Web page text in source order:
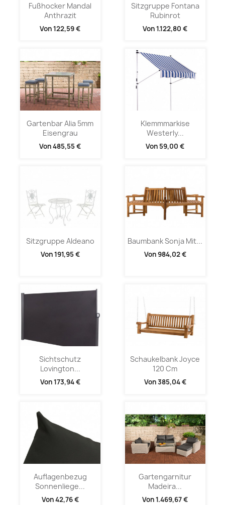
Fußhocker Mandal
Anthrazit
Von122,59 €
Sitzgruppe Fontana
Rubinrot
Von1.122,80 €
Gartenbar Alia 5mm
Eisengrau
Von485,55 €
Klemmmarkise
Westerly...
Von 59,00 €
Sitzgruppe Aldeano
Von191,95 €
Baumbank Sonja Mit...
Von984,02 €
Sichtschutz
Lovington...
Von173,94 €
Schaukelbank Joyce
120 Cm
Von385,04 €
Auflagenbezug
Sonnenliege...
Von42,76 €
Gartengarnitur
Madeira...
Von1.469,67 €